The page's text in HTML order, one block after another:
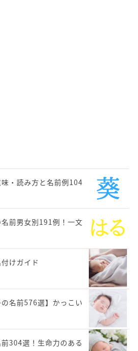
味・読み方と名前例104
名前男女別191例！一文
けガイド
の名前576選】かっこい
304選！生命力のある